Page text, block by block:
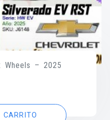
Wheels – 2025